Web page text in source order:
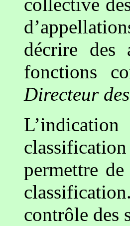
décrire des
fonctions
Directeur
permettre
contrôle des